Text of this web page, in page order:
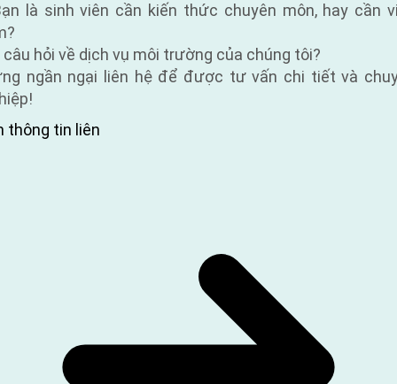
là sinh viên cần kiến thức chuyên môn, hay cần
câu hỏi về dịch vụ môi trường của chúng tôi?
ngần ngại liên hệ để được tư vấn chi tiết và
thông tin liên